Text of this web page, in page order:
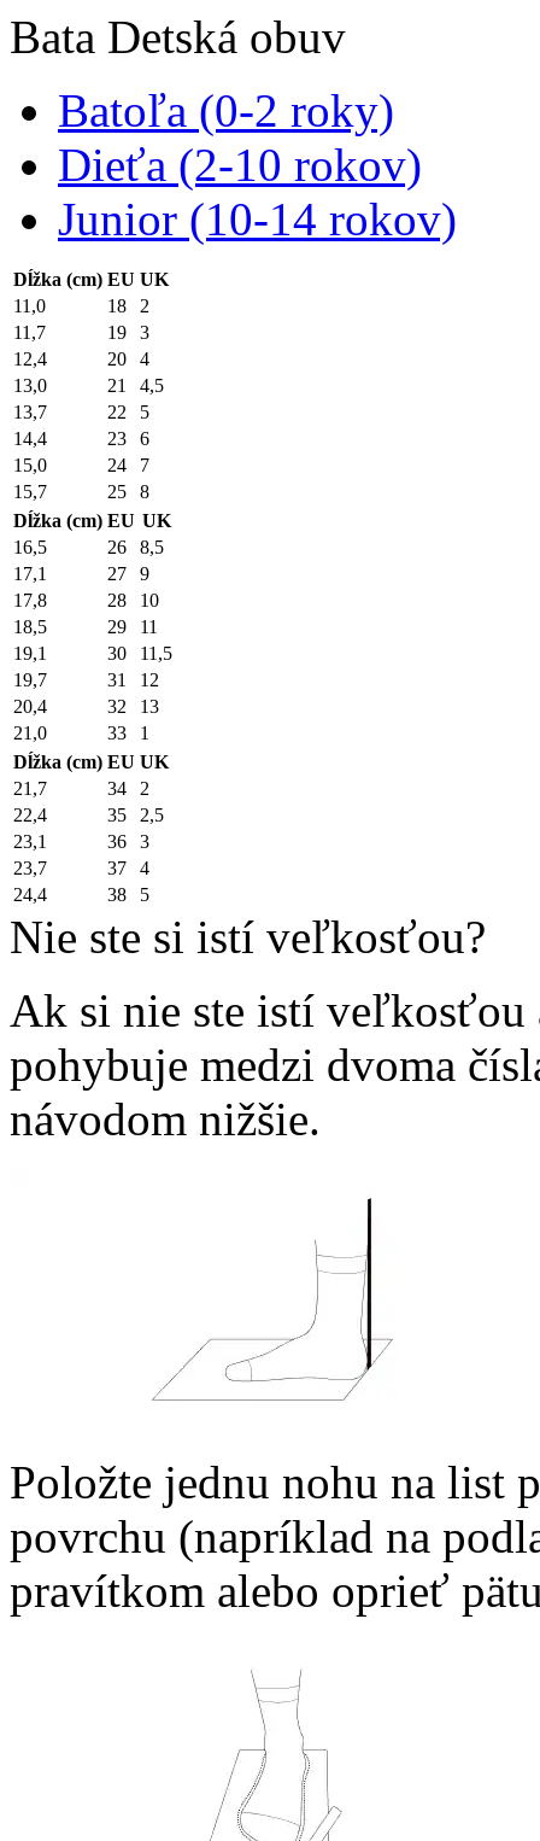
Bata Detská obuv
Batoľa (0-2 roky)
Dieťa (2-10 rokov)
Junior (10-14 rokov)
Dĺžka (cm) EU UK
11,0
18
2
11,7
19
3
12,4
20
4
13,0
21
4,5
13,7
22
5
14,4
23
6
15,0
24
7
15,7
25
8
Dĺžka (cm) EU UK
16,5
26
8,5
17,1
27
9
17,8
28
10
18,5
29
11
19,1
30
11,5
19,7
31
12
20,4
32
13
21,0
33
1
Dĺžka (cm) EU UK
21,7
34
2
22,4
35
2,5
23,1
36
3
23,7
37
4
24,4
38 5
Nie ste si istí veľkosťou?
Ak si nie ste istí veľkosťou
pohybuje medzi dvoma
návodom nižšie.
Položte jednu nohu na list
povrchu (napríklad na
pravítkom alebo oprieť